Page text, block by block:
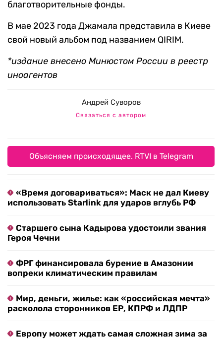
благотворительные фонды.
В мае 2023 года Джамала представила в Киеве
свой новый альбом под названием QIRIM.
*издание внесено Минюстом России в реестр
иноагентов
Андрей Суворов
Связаться с автором
Объясняем происходящее. RTVI в Telegram
«Время договариваться»: Маск не дал Киеву
использовать Starlink для ударов вглубь РФ
Старшего сына Кадырова удостоили звания
Героя Чечни
ФРГ финансировала бурение в Амазонии
вопреки климатическим правилам
Мир, деньги, жилье: как «российская мечта»
расколола сторонников ЕР, КПРФ и ЛДПР
Европу может ждать самая сложная зима за